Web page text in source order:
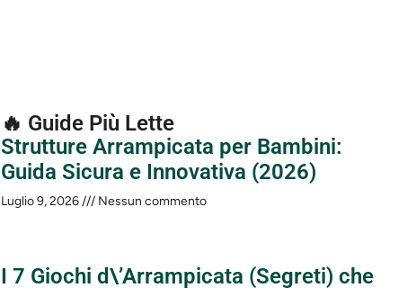
🔥 Guide Più Lette
Strutture Arrampicata per Bambini:
Guida Sicura e Innovativa (2026)
Luglio 9, 2026 Nessun commento
I 7 Giochi d\’Arrampicata (Segreti) che